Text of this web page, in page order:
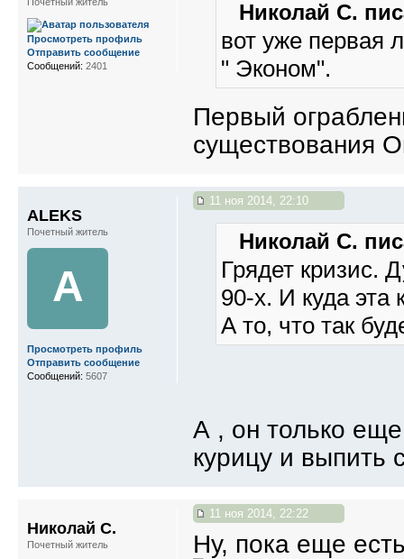
Николай С.
вот уже первая
" Эконом".
Первый
существования
Просмотреть профиль
Отправить сообщение
Сообщений: 2401
11 ноя 2014, 22:10
Николай С.
Грядет кризис.
90-х. И куда эта
А то, что так
А , он только еще
курицу и выпить
ALEKS
Почетный житель
A
Просмотреть профиль
Отправить сообщение
Сообщений: 5607
11 ноя 2014, 22:22
Ну, пока еще
Николай С.
Почетный житель